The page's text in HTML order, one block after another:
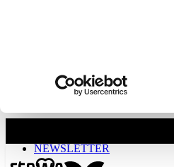
NEWSLETTER